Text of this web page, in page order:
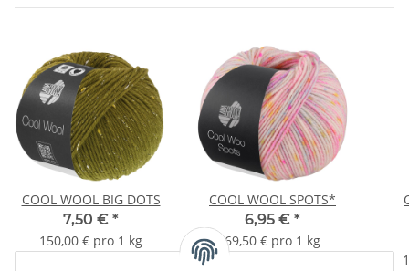
COOL WOOL BIG DOTS
7,50 € *
150,00 € pro 1 kg
COOL WOOL SPOTS*
6,95 € *
69,50 € pro 1 kg